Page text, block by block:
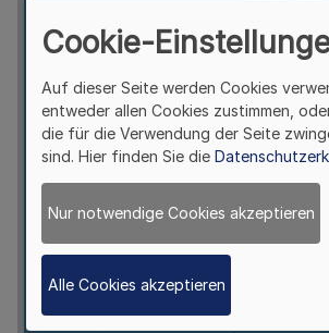
Cookie-
Auf dieser Seite werden Cookies
entweder allen Cookies zustimmen,
die für die Verwendung der Seite
sind. Hier finden Sie die
Nur notwendige Cookies akzeptieren
Alle Cookies akzeptieren